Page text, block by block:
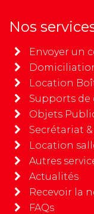
Nos
Envoyer un
Location
Supports de
Objets
Secrétariat
Location
Autres
Actualités
Recevoir la
FAQs